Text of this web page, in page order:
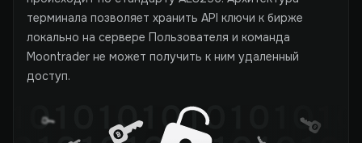
терминала позволяет хранить API ключи к бирже
локально на сервере Пользователя и команда
Moontrader не может получить к ним удаленный
доступ.